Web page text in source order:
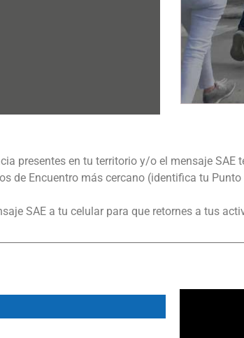
presentes en tu territorio y/o el mensaje SAE
de Encuentro más cercano (identifica tu
SAE a tu celular para que retornes a tus